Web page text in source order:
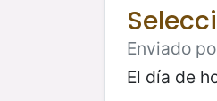
Enviado
El día de